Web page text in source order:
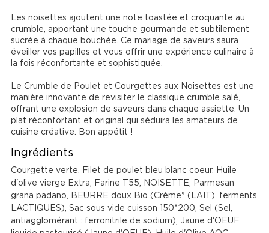
Les noisettes ajoutent une note toastée et croquante au
crumble, apportant une touche gourmande et subtilement
sucrée à chaque bouchée. Ce mariage de saveurs saura
éveiller vos papilles et vous offrir une expérience culinaire à
la fois réconfortante et sophistiquée.
Le Crumble de Poulet et Courgettes aux Noisettes est une
manière innovante de revisiter le classique crumble salé,
offrant une explosion de saveurs dans chaque assiette. Un
plat réconfortant et original qui séduira les amateurs de
cuisine créative. Bon appétit !
Ingrédients
Courgette verte, Filet de poulet bleu blanc coeur, Huile
d'olive vierge Extra, Farine T55, NOISETTE, Parmesan
grana padano, BEURRE doux Bio (Crème* (LAIT), ferments
LACTIQUES), Sac sous vide cuisson 150*200, Sel (Sel,
antiagglomérant : ferronitrile de sodium), Jaune d'OEUF